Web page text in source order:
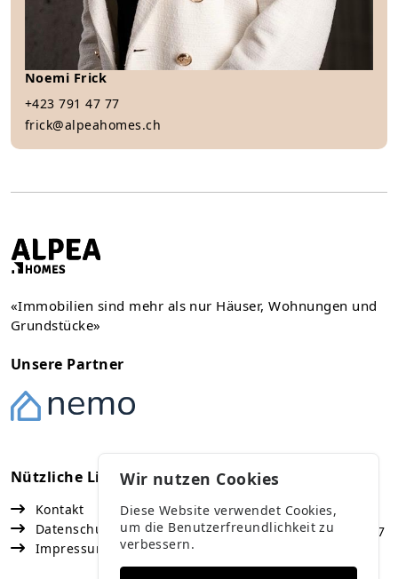
Noemi Frick
+423 791 47 77
frick@alpeahomes.ch
«Immobilien sind mehr als nur Häuser, Wohnungen und
Grundstücke»
Unsere Partner
Nützliche Links
Kontakt
Datenschutz
Impressum
Kontakt
Vaduz
Fürst Franz Josef Strasse 67
Wir nutzen Cookies
Diese Website verwendet Cookies,
um die Benutzerfreundlichkeit zu
verbessern.